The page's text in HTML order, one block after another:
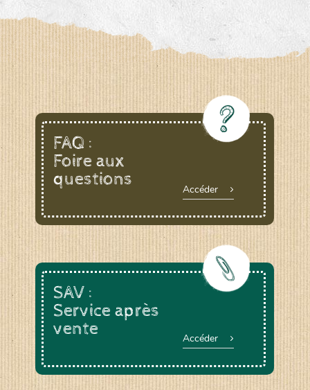
FAQ :
Foire aux
questions
Accéder
SAV :
Service après
vente
Accéder